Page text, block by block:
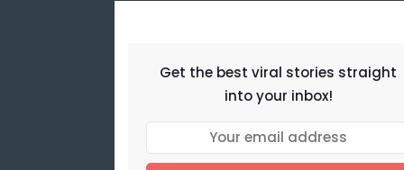
Get the best viral stories straight
into your inbox!